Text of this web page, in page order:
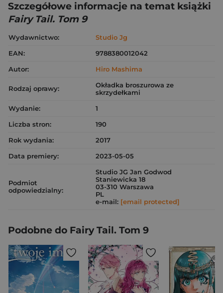
Szczegółowe informacje na temat książki
Fairy Tail. Tom 9
Wydawnictwo:
Studio Jg
EAN:
9788380012042
Autor:
Hiro Mashima
Rodzaj oprawy:
Okładka broszurowa ze
skrzydełkami
Wydanie:
1
Liczba stron:
190
Rok wydania:
2017
Data premiery:
2023-05-05
Podmiot
odpowiedzialny:
Studio JG Jan Godwod
Staniewicka 18
03-310 Warszawa
PL
e-mail: [email protected]
Podobne do Fairy Tail. Tom 9